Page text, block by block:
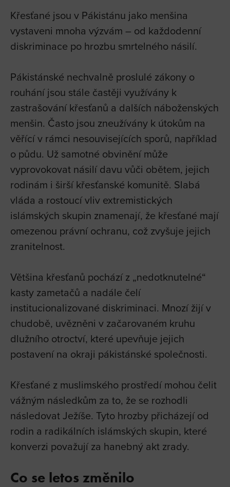
Křesťané jsou v Pákistánu jako menšina
vystaveni mnoha výzvám – od každodenní
diskriminace po hrozbu smrtelného násilí.
Pákistánské nechvalně proslulé zákony o
rouhání jsou stále častěji využívány k
zastrašování křesťanů a dalších náboženských
menšin. Často jsou zneužívány k útokům na
věřící v rámci nesouvisejících sporů, například
o půdu. Už samotné obvinění může
vyprovokovat násilí davu vůči obětem, jejich
rodinám i širší křesťanské komunitě. Slabá
vláda a rostoucí vliv extremistických
islámských skupin znamenají, že křesťané mají
omezenou právní ochranu, což zvyšuje jejich
zranitelnost.
Většina křesťanů pochází z „nedotknutelné“
kasty zametačů a nadále čelí
institucionalizované diskriminaci. Mnozí žijí v
chudobě, uvězněni v začarovaném kruhu
dlužního otroctví, které upevňuje jejich
postavení na okraji pákistánské společnosti.
Křesťané z muslimského prostředí mohou čelit
vážným následkům za to, že se rozhodli
následovat Ježíše. Tyto hrozby přicházejí od
rodin a radikálních islámských skupin, které
konverzi považují za hanebný akt zrady.
Co se letos změnilo